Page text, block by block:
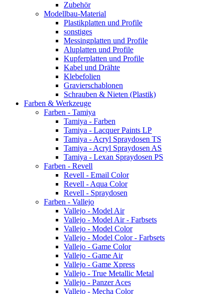
Zubehör
Modellbau-Material
Plastikplatten und Profile
sonstiges
Messingplatten und Profile
Aluplatten und Profile
Kupferplatten und Profile
Kabel und Drähte
Klebefolien
Gravierschablonen
Schrauben & Nieten (Plastik)
Farben & Werkzeuge
Farben - Tamiya
Tamiya - Farben
Tamiya - Lacquer Paints LP
Tamiya - Acryl Spraydosen TS
Tamiya - Acryl Spraydosen AS
Tamiya - Lexan Spraydosen PS
Farben - Revell
Revell - Email Color
Revell - Aqua Color
Revell - Spraydosen
Farben - Vallejo
Vallejo - Model Air
Vallejo - Model Air - Farbsets
Vallejo - Model Color
Vallejo - Model Color - Farbsets
Vallejo - Game Color
Vallejo - Game Air
Vallejo - Game Xpress
Vallejo - True Metallic Metal
Vallejo - Panzer Aces
Vallejo - Mecha Color